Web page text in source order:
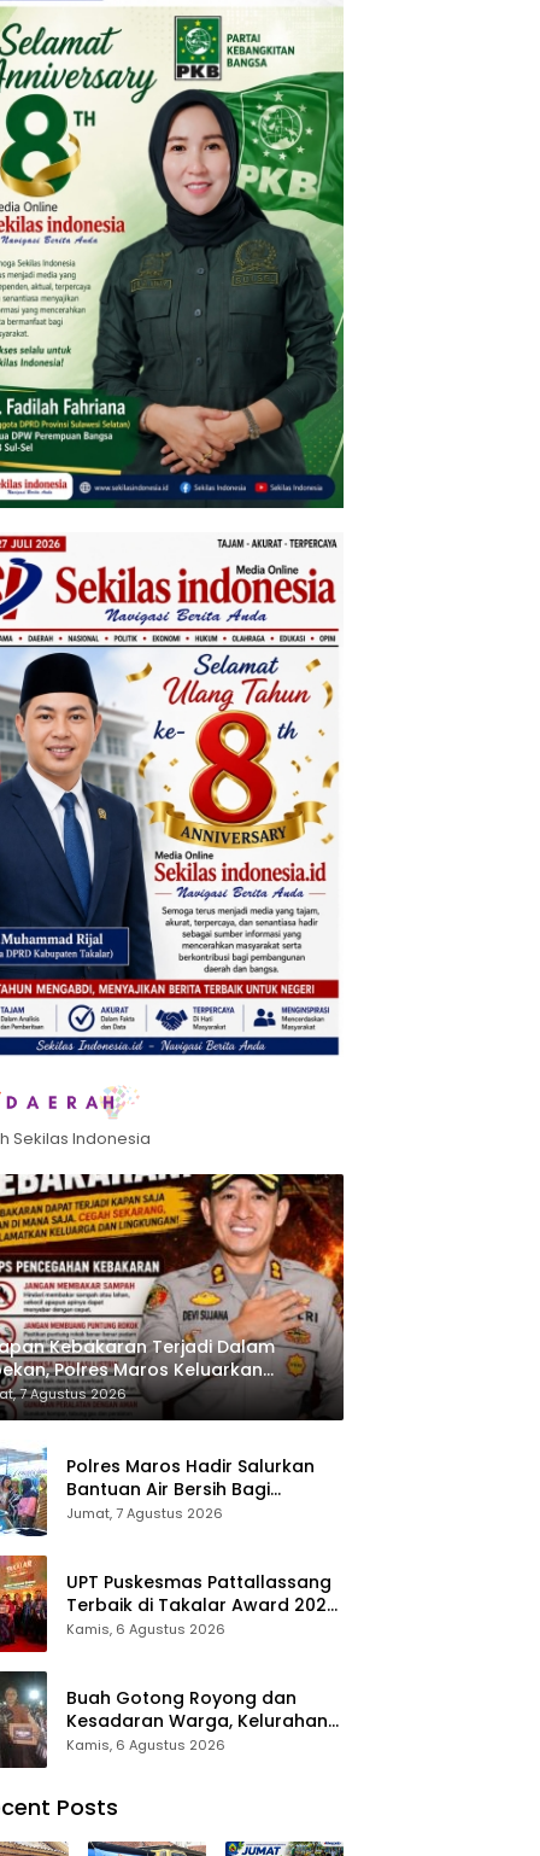
Sekilas Indonesia
Kebakaran Terjadi Dalam
Polres Maros Keluarkan
kepada Masyarakat
7 Agustus 2026
Polres Maros Hadir Salurkan
Bantuan Air Bersih Bagi
Masyarakat Terdampak Krisis
Jumat, 7 Agustus 2026
UPT Puskesmas Pattallassang
Terbaik di Takalar Award 2026,
Bukti Komitmen Hadirkan
Kamis, 6 Agustus 2026
Buah Gotong Royong dan
Kesadaran Warga, Kelurahan
Patte’ne Menjadi Bintang
Kamis, 6 Agustus 2026
Posts